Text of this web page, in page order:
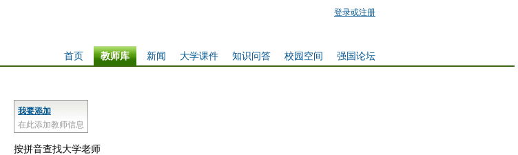
登录或注册
强国论坛
校园空间
知识问答
大学课件
新闻
教师库
首页
我要添加
在此添加教师信息
按拼音查找大学老师